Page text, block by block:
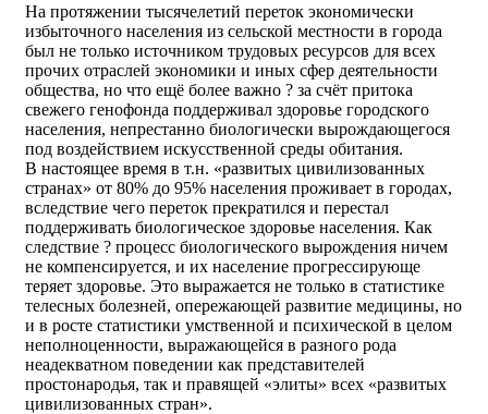
На протяжении тысячелетий переток экономически
избыточного населения из сельской местности в города
был не только источником трудовых ресурсов для всех
прочих отраслей экономики и иных сфер деятельности
общества, но что ещё более важно ? за счёт притока
свежего генофонда поддерживал здоровье городского
населения, непрестанно биологически вырождающегося
под воздействием искусственной среды обитания.
В настоящее время в т.н. «развитых цивилизованных
странах» от 80% до 95% населения проживает в городах,
вследствие чего переток прекратился и перестал
поддерживать биологическое здоровье населения. Как
следствие ? процесс биологического вырождения ничем
не компенсируется, и их население прогрессирующе
теряет здоровье. Это выражается не только в статистике
телесных болезней, опережающей развитие медицины, но
и в росте статистики умственной и психической в целом
неполноценности, выражающейся в разного рода
неадекватном поведении как представителей
простонародья, так и правящей «элиты» всех «развитых
цивилизованных стран».